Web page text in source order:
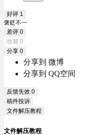
好评 1
褒贬不一
差评 0
收藏 0
分享 0
分享到 微博
分享到 QQ空间
反馈失效 0
稿件投诉
文件解压教程
文件解压教程